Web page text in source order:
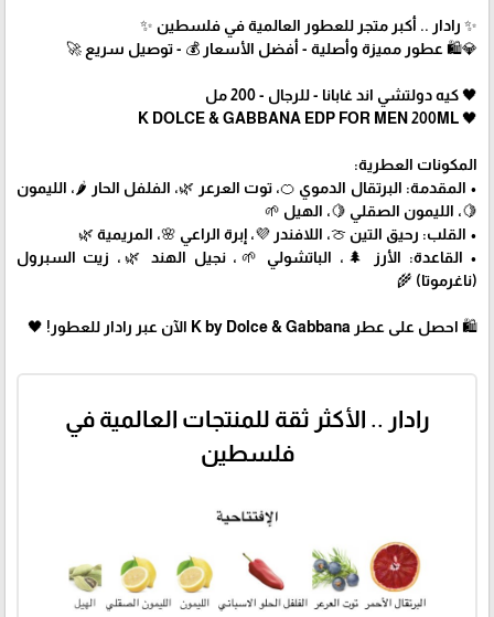
✨ رادار .. أكبر متجر للعطور العالمية في فلسطين ✨
💎🛍️ عطور مميزة وأصلية - أفضل الأسعار 💰 - توصيل سريع 🚀
🖤 كيه دولتشي اند غابانا - للرجال - 200 مل
🖤 K DOLCE & GABBANA EDP FOR MEN 200ML
المكونات العطرية:
• المقدمة: البرتقال الدموي 🍊، توت العرعر 🌿، الفلفل الحار 🌶️، الليمون
🍋، الليمون الصقلي 🍋، الهيل 🌱
• القلب: رحيق التين 🍈، اللافندر 💜، إبرة الراعي 🌸، المريمية 🌿
• القاعدة: الأرز 🌲، الباتشولي 🌱، نجيل الهند 🌿، زيت السبرول
(ناغرموتا) 🌾
🛍 احصل على عطر K by Dolce & Gabbana الآن عبر رادار للعطور! 🖤
رادار .. الأكثر ثقة للمنتجات العالمية في
فلسطين